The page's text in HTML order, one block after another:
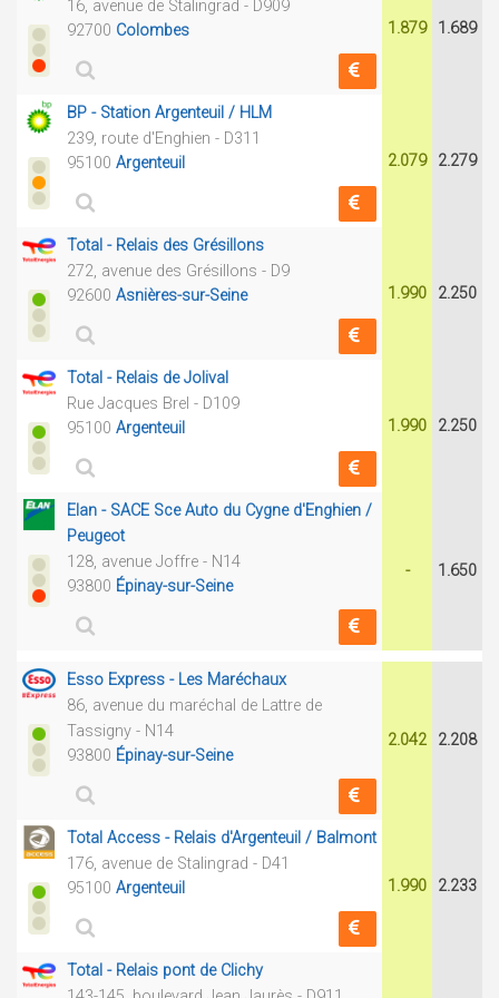
16, avenue de Stalingrad - D909
92700 Colombes 1.879 1.689
BP - Station Argenteuil / HLM
239, route d'Enghien - D311
95100 Argenteuil 2.079 2.279
Total - Relais des Grésillons
272, avenue des Grésillons - D9
92600 Asnières-sur-Seine 1.990 2.250
Total - Relais de Jolival
Rue Jacques Brel - D109
95100 Argenteuil 1.990 2.250
Elan - SACE Sce Auto du Cygne d'Enghien /
Peugeot
128, avenue Joffre - N14
93800 Épinay-sur-Seine
- 1.650
Esso Express - Les Maréchaux
86, avenue du maréchal de Lattre de
Tassigny - N14
93800 Épinay-sur-Seine
2.042 2.208
Total Access - Relais d'Argenteuil / Balmont
176, avenue de Stalingrad - D41
95100 Argenteuil 1.990 2.233
Total - Relais pont de Clichy